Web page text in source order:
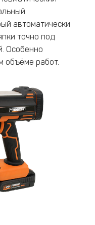
автоматически
точно под
Особенно
объёме работ.